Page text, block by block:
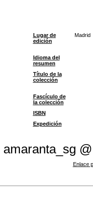
Lugar de
edición
Madrid
Idioma del
resumen
Título de la
colección
Fascículo de
la colección
ISBN
Expedición
@
Enlace